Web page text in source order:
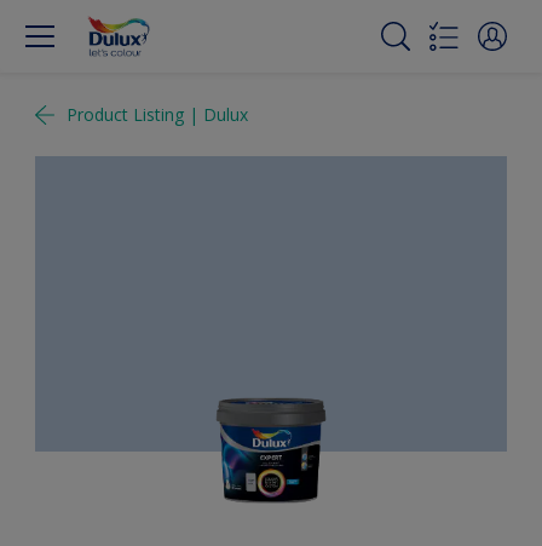
Product Listing | Dulux